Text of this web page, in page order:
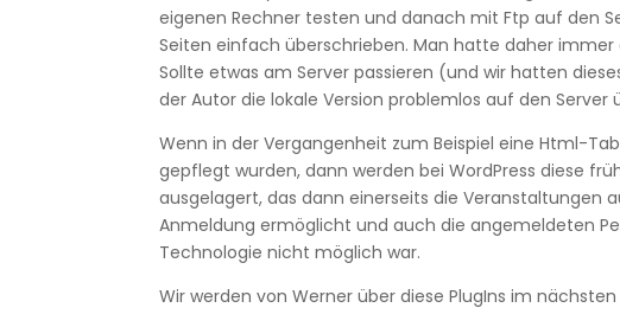
eigenen Rechner testen und danach mit Ftp auf den
Seiten einfach überschrieben. Man hatte daher immer
Sollte etwas am Server passieren (und wir hatten
der Autor die lokale Version problemlos auf den Server
Wenn in der Vergangenheit zum Beispiel eine Html-
gepflegt wurden, dann werden bei WordPress diese
ausgelagert, das dann einerseits die Veranstaltungen
Anmeldung ermöglicht und auch die angemeldeten
Technologie nicht möglich war.
Wir werden von Werner über diese PlugIns im